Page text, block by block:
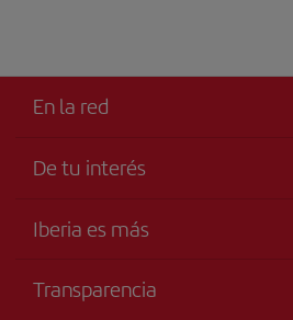
En la red
De tu interés
Tu seguridad es lo primero
Iberia es más
Talento a bordo
Transparencia